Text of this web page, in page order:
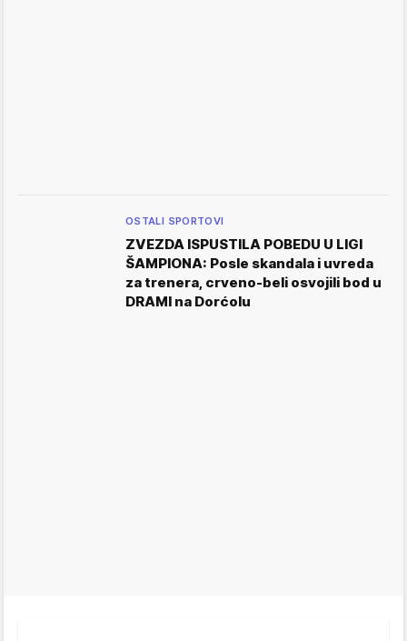
OSTALI SPORTOVI
ZVEZDA ISPUSTILA POBEDU U LIGI
ŠAMPIONA: Posle skandala i uvreda
za trenera, crveno-beli osvojili bod u
DRAMI na Dorćolu